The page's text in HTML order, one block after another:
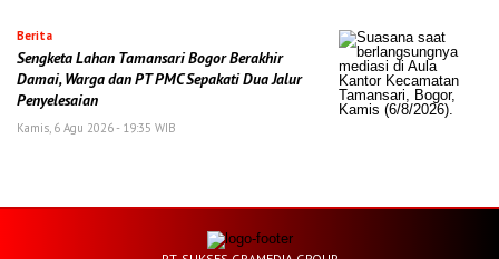
Berita
Sengketa Lahan Tamansari Bogor Berakhir
Damai, Warga dan PT PMC Sepakati Dua Jalur
Penyelesaian
Kamis, 6 Agu 2026 - 19:35 WIB